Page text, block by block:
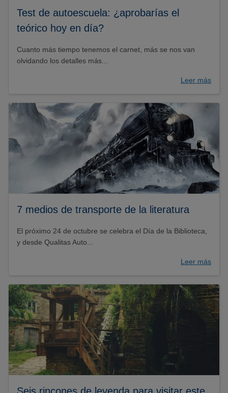
Test de autoescuela: ¿aprobarías el
teórico hoy en día?
Cuanto más tiempo tenemos el carnet, más se nos van
olvidando los detalles más...
Leer más
7 medios de transporte de la literatura
El próximo 24 de octubre se celebra el Día de la Biblioteca,
y desde Qualitas Auto...
Leer más